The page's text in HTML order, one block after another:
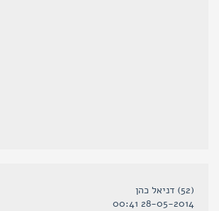
(52) דניאל כהן
28-05-2014 00:41